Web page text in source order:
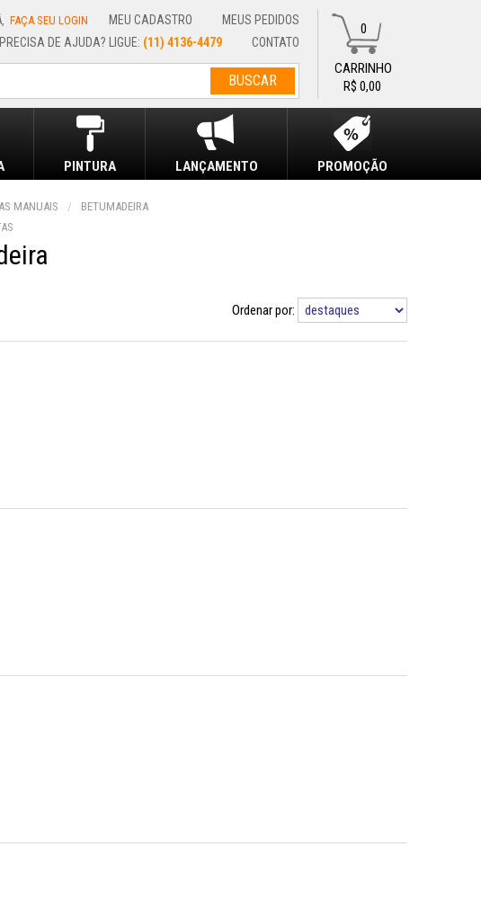
FAÇA SEU LOGIN
R$ 0,00
0
(11) 4136-4479 CONTATO
MEU CADASTRO MEUS PEDIDOS
PINTURA LANÇAMENTO PROMOÇÃO
MANUAIS BETUMADEIRA